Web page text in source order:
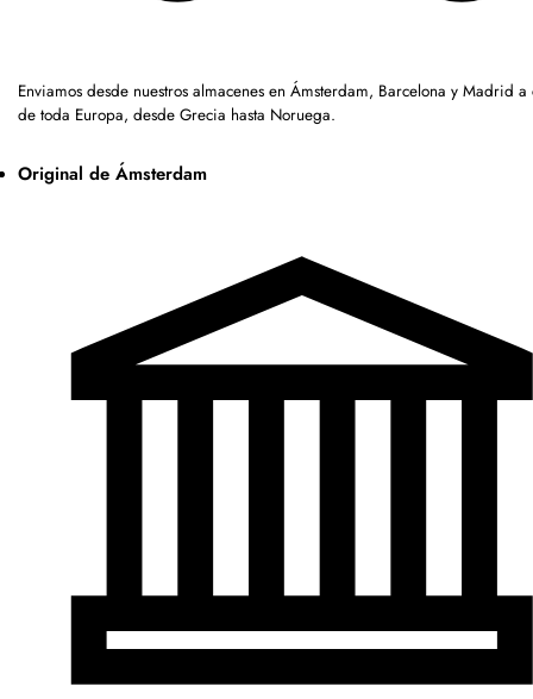
Enviamos desde nuestros almacenes en Ámsterdam, Barcelona y Madrid a
de toda Europa, desde Grecia hasta Noruega.
Original de Ámsterdam